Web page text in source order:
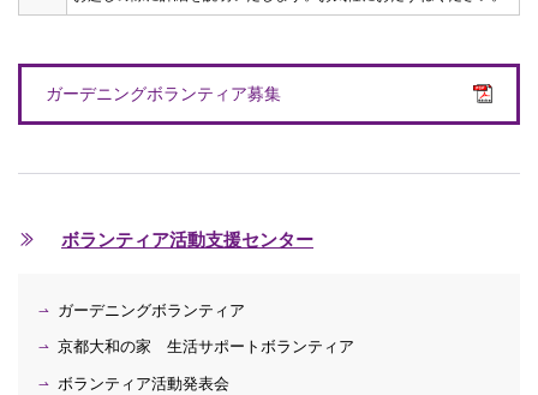
ガーデニングボランティア募集
ボランティア活動支援センター
ガーデニングボランティア
京都大和の家 生活サポートボランティア
ボランティア活動発表会